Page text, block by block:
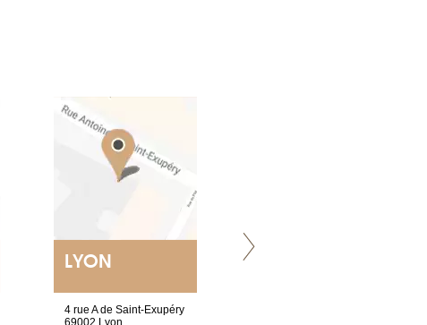
LYON
4 rue A de Saint-Exupéry
69002 Lyon